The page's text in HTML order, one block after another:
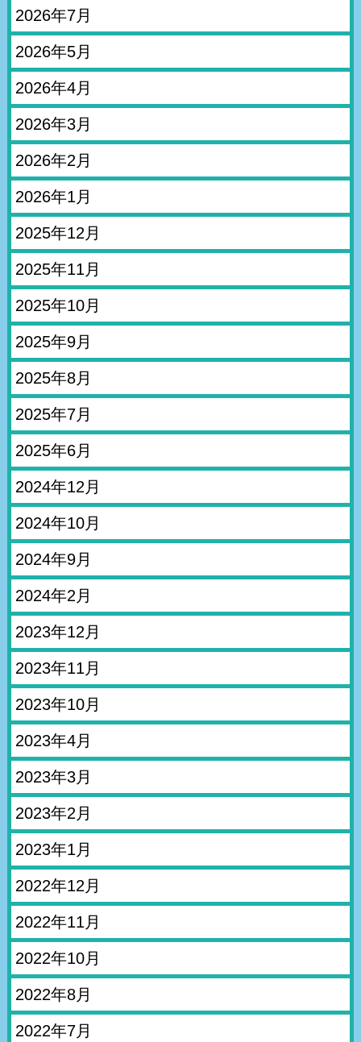
2026年7月
2026年5月
2026年4月
2026年3月
2026年2月
2026年1月
2025年12月
2025年11月
2025年10月
2025年9月
2025年8月
2025年7月
2025年6月
2024年12月
2024年10月
2024年9月
2024年2月
2023年12月
2023年11月
2023年10月
2023年4月
2023年3月
2023年2月
2023年1月
2022年12月
2022年11月
2022年10月
2022年8月
2022年7月